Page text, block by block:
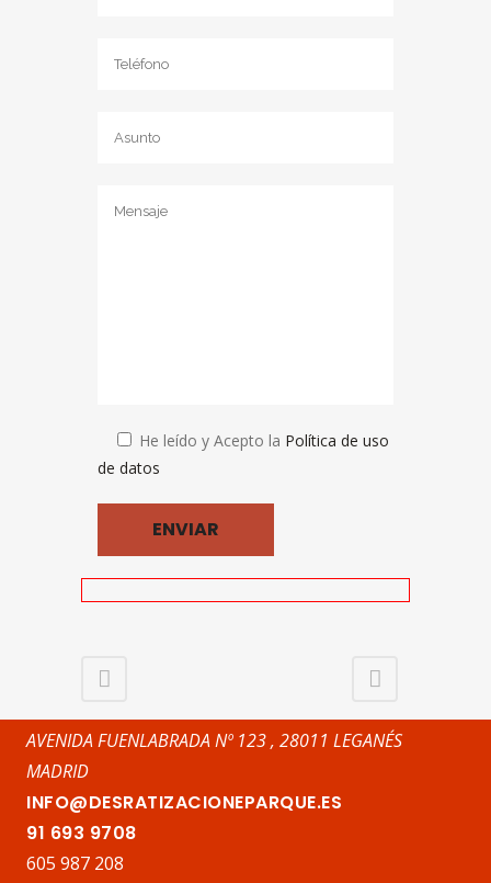
He leído y Acepto la Política de uso
de datos
AVENIDA FUENLABRADA Nº 123 , 28011 LEGANÉS
MADRID
INFO@DESRATIZACIONEPARQUE.ES
91 693 9708
605 987 208